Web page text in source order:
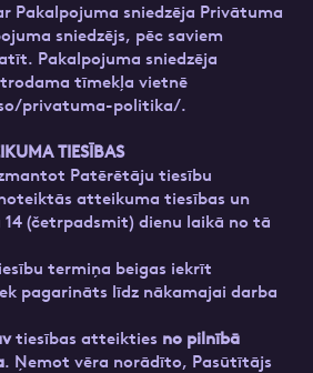
Pakalpojuma sniedzēja Privātuma
sniedzējs, pēc saviem
Pakalpojuma sniedzēja
tīmekļa vietnē
privatuma-politika/.
TIESĪBAS
Patērētāju tiesību
atteikuma tiesības un
(četrpadsmit) dienu laikā no tā
termiņa beigas iekrīt
pagarināts līdz nākamajai darba
tiesības atteikties no pilnībā
. Ņemot vēra norādīto, Pasūtītājs